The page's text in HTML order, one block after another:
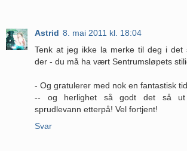
Astrid 8. mai 2011 kl. 18:04
Tenk at jeg ikke la merke til deg i det
der - du må ha vært Sentrumsløpets
- Og gratulerer med nok en fantastisk tid,
-- og herlighet så godt det så
sprudlevann etterpå! Vel fortjent!
Svar